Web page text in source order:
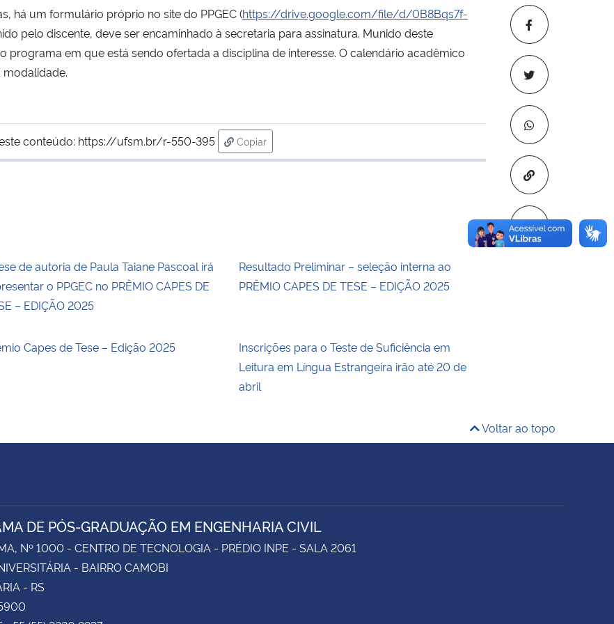
Copiar para
há um formulário próprio no site do PPGEC (https://drive.google.com/file/d/0B8Bqs7f-
pelo discente, deve ser encaminhado à secretaria para assinatura. Munido deste
em que está sendo ofertada a disciplina de interesse. O calendário acadêmico
conteúdo: https://ufsm.br/r-550-395
Copiar
para área de transferência
de autoria de Paula Taiane Pascoal irá
o PPGEC no PRÊMIO CAPES DE
– EDIÇÃO 2025
Resultado Preliminar – seleção interna ao
PRÊMIO CAPES DE TESE – EDIÇÃO 2025
Capes de Tese – Edição 2025
Inscrições para o Teste de Suficiência em
Leitura em Língua Estrangeira irão até 20 de
abril
Voltar ao topo
DE PÓS-GRADUAÇÃO EM ENGENHARIA CIVIL
Nº 1000 - CENTRO DE TECNOLOGIA - PRÉDIO INPE - SALA 2061
- BAIRRO CAMOBI
- RS